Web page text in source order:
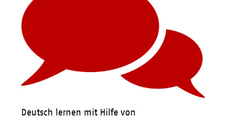
Deutsch lernen mit Hilfe von